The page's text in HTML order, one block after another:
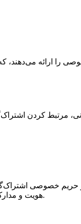
و حریم خصوصی
هویت و مدارک به اشتراک گذاشته می‌شوند و مواد کم‌حساس‌تر می‌توانند به صورت ناشناس و با اولویت سرعت و سادگی به اشتراک گذاشته شوند.